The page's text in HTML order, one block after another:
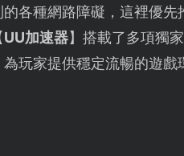
各種網路障礙，這裡優先
UU加速器】搭載了多項獨
玩家提供穩定流暢的遊戲